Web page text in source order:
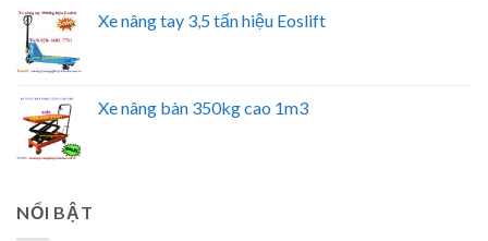
Xe nâng tay 3,5 tấn hiệu Eoslift
Xe nâng bàn 350kg cao 1m3
NỔI BẬT